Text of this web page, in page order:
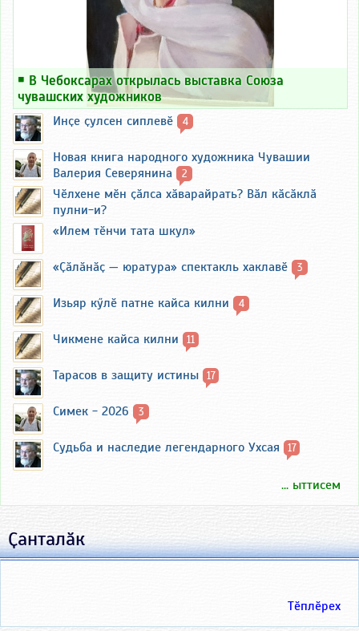
￭ В Чебоксарах открылась выставка Союза
чувашских художников
Инҫе ҫулсен сиплевӗ 4
Новая книга народного художника Чувашии
Валерия Северянина
2
Чӗлхене мӗн ҫӑлса хӑварайрать? Вӑл кӑсӑклӑ
пулни-и?
«Илем тӗнчи тата шкул»
«Ҫӑлӑнӑҫ — юратура» спектакль хаклавӗ 3
Изьяр кӳлӗ патне кайса килни 4
Чикмене кайса килни 11
Тарасов в защиту истины 17
Симек - 2026 3
Судьба и наследие легендарного Ухсая 17
... ыттисем
Ҫанталӑк
Тӗплӗрех